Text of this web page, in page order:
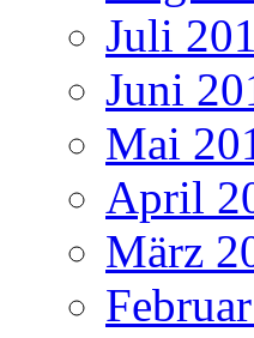
Juli
Juni
Mai
April
März